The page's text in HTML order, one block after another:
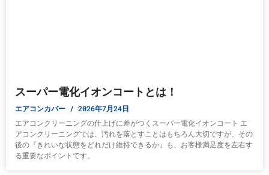
スーパー電化イオンコートとは！
エアコンカバー 2026年7月24日
エアコンクリーニングの仕上げに差がつくスーパー電化イオンコート エ
アコンクリーニングでは、汚れを落とすことはもちろん大切ですが、その
後の『きれいな状態をどれだけ維持できるか』も、お客様満足度を左右す
る重要なポイントです。